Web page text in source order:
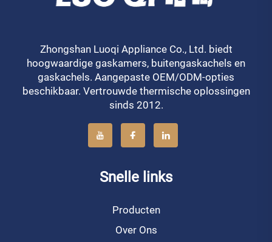
Zhongshan Luoqi Appliance Co., Ltd. biedt
hoogwaardige gaskamers, buitengaskachels en
gaskachels. Aangepaste OEM/ODM-opties
beschikbaar. Vertrouwde thermische oplossingen
sinds 2012.
Snelle links
Producten
Over Ons